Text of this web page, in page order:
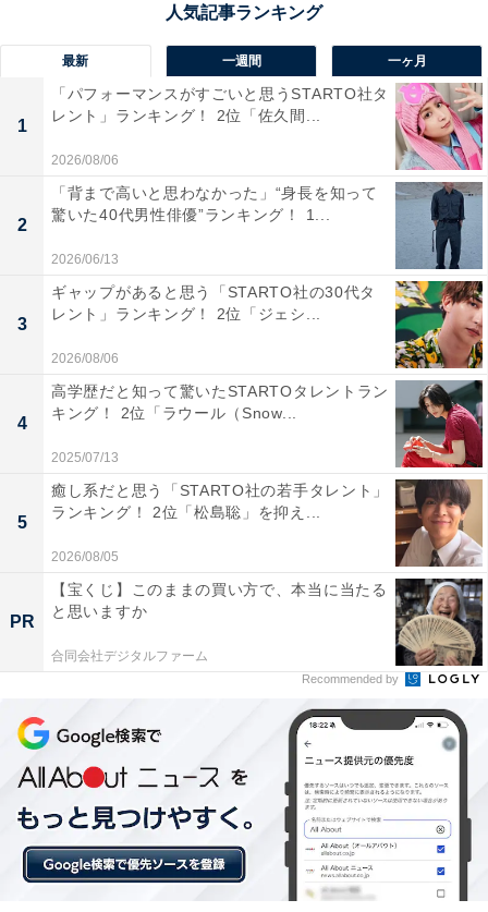
ワーから手が届きそうな近い夜景を楽しめるから」（50
代男性／愛知県）、「時間帯によって色とりどりに変化
する夜景が楽しめるので行きたいです」（50代女性／広
島県）といった声が集まりました。
1位：八甲田山／56票
青森市にそびえる八甲田山は、青森市街地から弘前方面
までを一望できる、大スケールの夜景スポットです。特
に、9月頃に開催される「夕焼け・星空ロープウェー」
の特別運行は要チェック。標高1300mの山頂公園駅か
ら、夕焼けから夜空へ移り変わる瞬間の満天の星、そし
て青森市のきらめきを独り占めできます。自然の雄大さ
と街の光が見事に調和した、人気のスポットです。
回答者からは「工場の灯りが海面に映って、とても幻想
的だから」（30代女性／東京都）、「冬は雪の壁の間か
ら星空と雪明かりを鑑賞でき、幻想的なドライブを楽し
最新 一週間 一ヶ月
1
「パフォーマンスがすごいと思うSTARTO社タ
レント」ランキング！ 2位「佐久間...
2026/08/06
2
「背まで高いと思わなかった」“身長を知って
驚いた40代男性俳優”ランキング！ 1...
2026/06/13
3
ギャップがあると思う「STARTO社の30代タ
レント」ランキング！ 2位「ジェシ...
2026/08/06
4
高学歴だと知って驚いたSTARTOタレントラン
キング！ 2位「ラウール（Snow...
2025/07/13
5
癒し系だと思う「STARTO社の若手タレント」
ランキング！ 2位「松島聡」を抑え...
2026/08/05
PR
【宝くじ】このままの買い方で、本当に当たる
と思いますか
合同会社デジタルファーム
Recommended by